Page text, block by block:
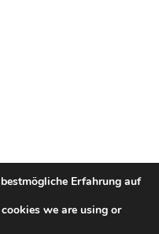
Erfahrung auf
we are using or